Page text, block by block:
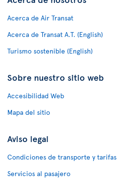
Acerca de Air Transat
Acerca de Transat A.T. (English)
Turismo sostenible (English)
Sobre nuestro sitio web
Accesibilidad Web
Mapa del sitio
Aviso legal
Condiciones de transporte y tarifas
Servicios al pasajero